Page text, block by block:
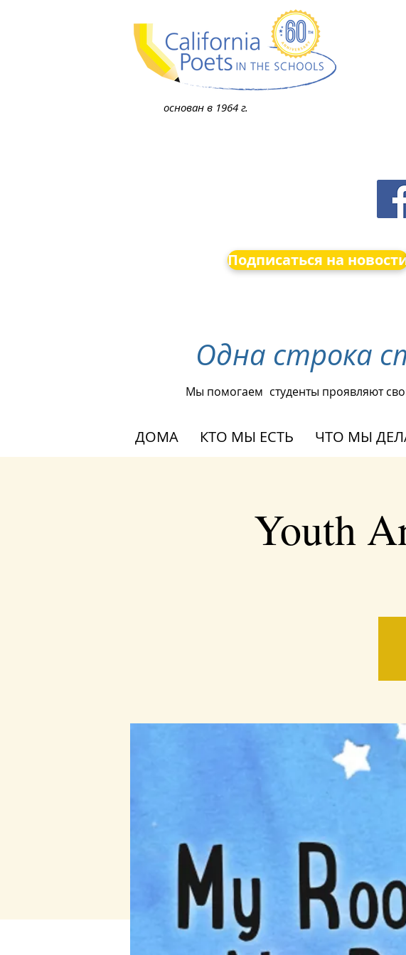
основан в 1964 г.
Подписаться на
Одна строка
Мы помогаем студенты проявляют
ДОМА КТО МЫ ЕСТЬ ЧТО МЫ
Youth